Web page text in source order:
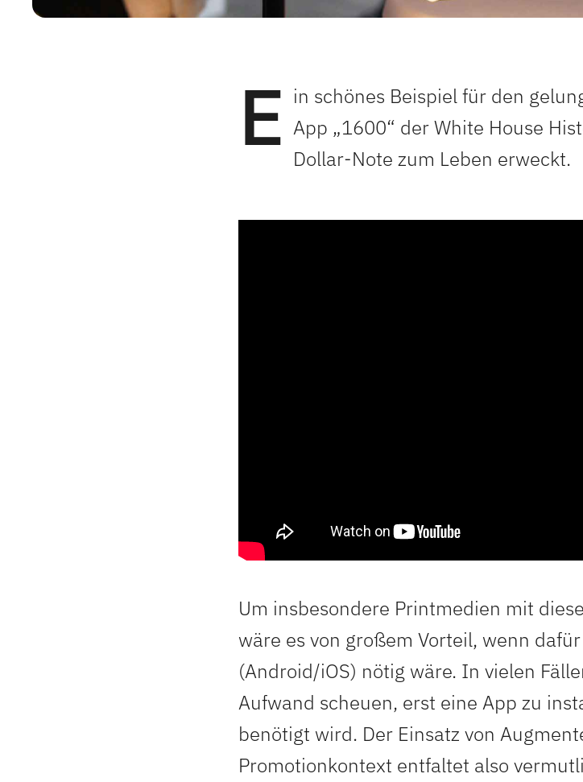
E in schönes Beispiel für den
App „1600“ der White House
Dollar-Note zum Leben erweckt.
Um insbesondere Printmedien mit
wäre es von großem Vorteil, wenn
(Android/iOS) nötig wäre. In vielen
Aufwand scheuen, erst eine App zu
benötigt wird. Der Einsatz von
Promotionkontext entfaltet also